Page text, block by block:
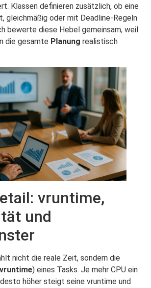
Klassen definieren zusätzlich, ob eine
gleichmäßig oder mit Deadline-Regeln
bewerte diese Hebel gemeinsam, weil
die gesamte Planung realistisch
vruntime,
und
nicht die reale Zeit, sondern die
vruntime) eines Tasks. Je mehr CPU ein
höher steigt seine vruntime und